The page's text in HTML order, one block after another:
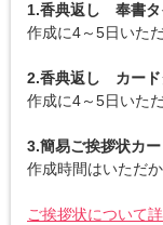
1.香典返し 奉書タ
作成に4～5日いた
2.香典返し カード
作成に4～5日いた
3.簡易ご挨拶状カー
作成時間はいただ
ご挨拶状について